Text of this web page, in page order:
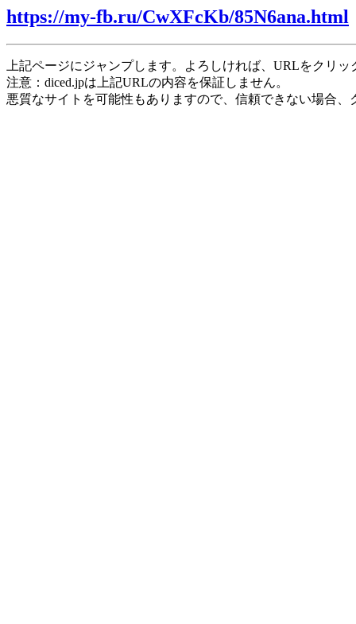
https://my-fb.ru/CwXFcKb/85N6ana.html
上記ページにジャンプします。よろしければ、URLをクリ
注意：diced.jpは上記URLの内容を保証しません。
悪質なサイトを可能性もありますので、信頼できない場合、